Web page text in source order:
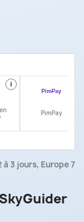
i
PimPay
3 jours, Europe 7
SkyGuider